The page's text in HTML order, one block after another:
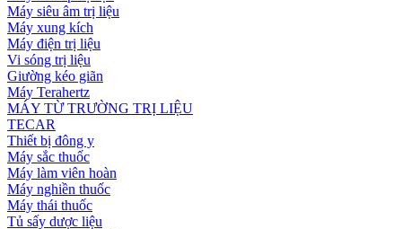
Máy siêu âm trị liệu
Máy xung kích
Máy điện trị liệu
Vi sóng trị liệu
Giường kéo giãn
Máy Terahertz
MÁY TỪ TRƯỜNG TRỊ LIỆU
TECAR
Thiết bị đông y
Máy sắc thuốc
Máy làm viên hoàn
Máy nghiền thuốc
Máy thái thuốc
Tủ sấy dược liệu